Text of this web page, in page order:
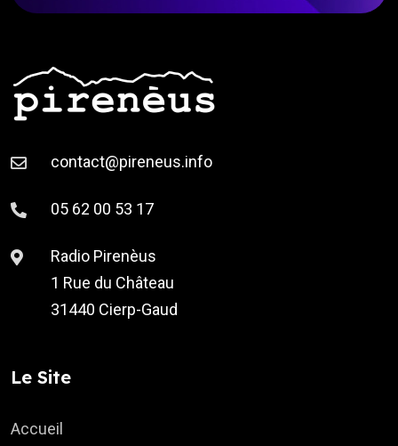
contact@pireneus.info
05 62 00 53 17
Radio Pirenèus
1 Rue du Château
31440 Cierp-Gaud
Le Site
Accueil